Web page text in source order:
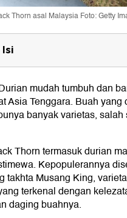
Thorn asal Malaysia Foto: Getty
Isi
Mula Durian Black Thorn
Durian Black Thorn
Durian Black Thorn
mudah tumbuh dan
Asia Tenggara. Buah
banyak varietas,
Thorn termasuk durian
Kepopulerannya
takhta Musang King,
terkenal dengan
daging buahnya.